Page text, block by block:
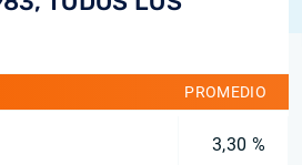
PROMEDIO
3,30 %